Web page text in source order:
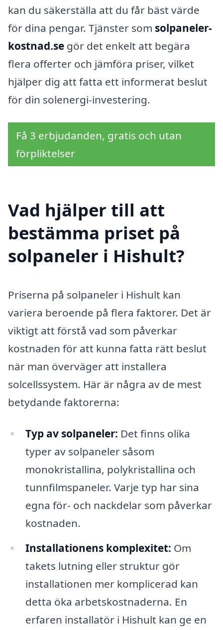
kan du säkerställa att du får bäst värde
för dina pengar. Tjänster som solpaneler-
kostnad.se gör det enkelt att begära
flera offerter och jämföra priser, vilket
hjälper dig att fatta ett informerat beslut
för din solenergi-investering.
Få 3 erbjudanden, gratis och utan
förpliktelser
Vad hjälper till att
bestämma priset på
solpaneler i Hishult?
Priserna på solpaneler i Hishult kan
variera beroende på flera faktorer. Det är
viktigt att förstå vad som påverkar
kostnaden för att kunna fatta rätt beslut
när man överväger att installera
solcellssystem. Här är några av de mest
betydande faktorerna:
Typ av solpaneler: Det finns olika
typer av solpaneler såsom
monokristallina, polykristallina och
tunnfilmspaneler. Varje typ har sina
egna för- och nackdelar som påverkar
kostnaden.
Installationens komplexitet: Om
takets lutning eller struktur gör
installationen mer komplicerad kan
detta öka arbetskostnaderna. En
erfaren installatör i Hishult kan ge en